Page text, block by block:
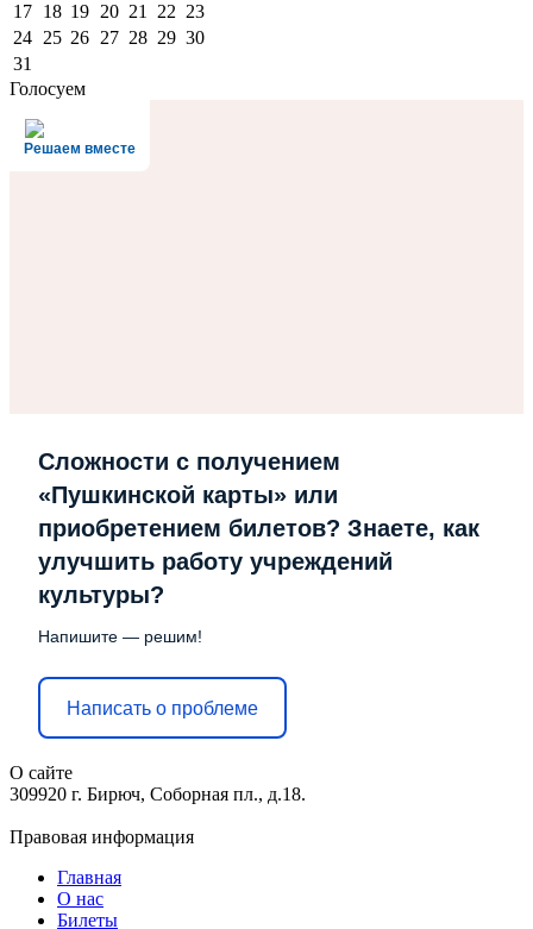
17 18 19 20 21 22 23
24 25 26 27 28 29 30
31
Голосуем
Решаем вместе
Сложности с получением
«Пушкинской карты» или
приобретением билетов? Знаете, как
улучшить работу учреждений
культуры?
Напишите — решим!
Написать о проблеме
О сайте
309920 г. Бирюч, Соборная пл., д.18.
Правовая информация
Главная
О нас
Билеты